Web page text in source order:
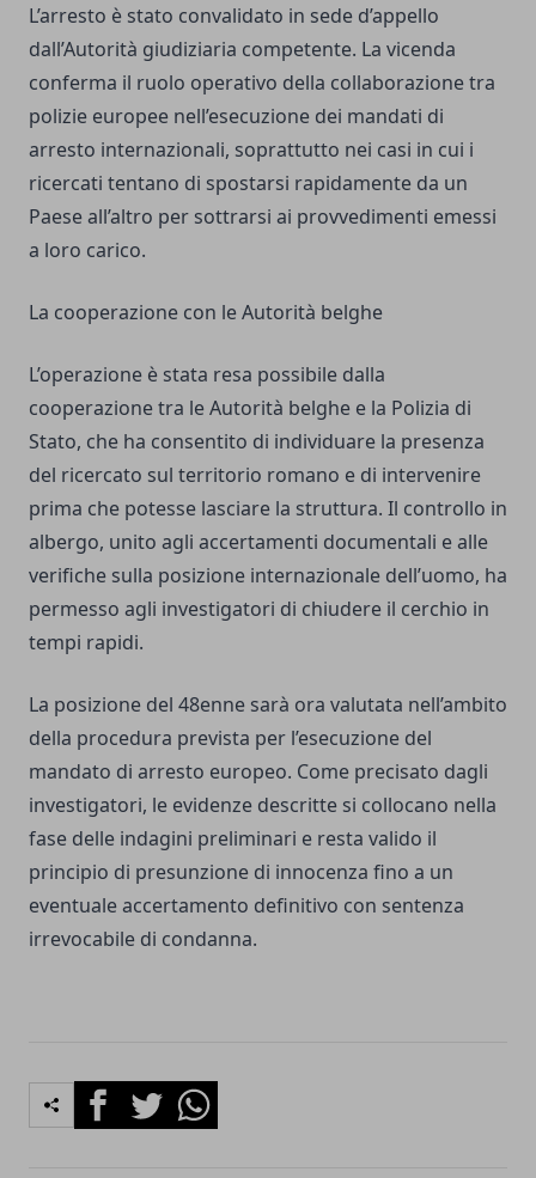
L’arresto è stato convalidato in sede d’appello
dall’Autorità giudiziaria competente. La vicenda
conferma il ruolo operativo della collaborazione tra
polizie europee nell’esecuzione dei mandati di
arresto internazionali, soprattutto nei casi in cui i
ricercati tentano di spostarsi rapidamente da un
Paese all’altro per sottrarsi ai provvedimenti emessi
a loro carico.
La cooperazione con le Autorità belghe
L’operazione è stata resa possibile dalla
cooperazione tra le Autorità belghe e la Polizia di
Stato, che ha consentito di individuare la presenza
del ricercato sul territorio romano e di intervenire
prima che potesse lasciare la struttura. Il controllo in
albergo, unito agli accertamenti documentali e alle
verifiche sulla posizione internazionale dell’uomo, ha
permesso agli investigatori di chiudere il cerchio in
tempi rapidi.
La posizione del 48enne sarà ora valutata nell’ambito
della procedura prevista per l’esecuzione del
mandato di arresto europeo. Come precisato dagli
investigatori, le evidenze descritte si collocano nella
fase delle indagini preliminari e resta valido il
principio di presunzione di innocenza fino a un
eventuale accertamento definitivo con sentenza
irrevocabile di condanna.
FacebookTwitterWhatsapp